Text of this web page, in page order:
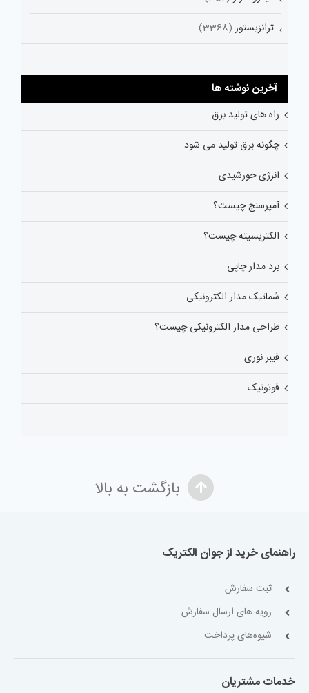
ترانزیستور (3368)
آخرین نوشته ها
راه های تولید برق
چگونه برق تولید می شود
انرژی خورشیدی
آمپرسنج چیست؟
الکتریسیته چیست؟
برد مدار چاپی
شماتیک مدار الکترونیکی
طراحی مدار الکترونیکی چیست؟
فیبر نوری
فوتونیک
بازگشت به بالا
راهنمای خرید از جوان الکتریک
ثبت سفارش
رویه های ارسال سفارش
شیوه‌های پرداخت
خدمات مشتریان